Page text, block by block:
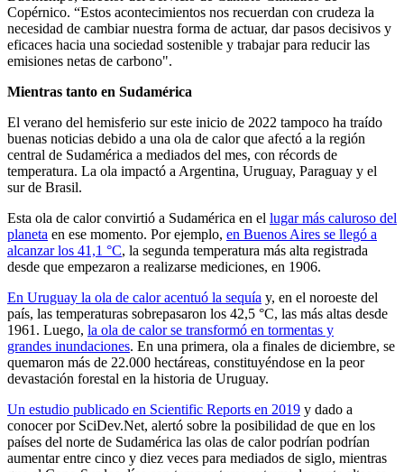
Copérnico. “Estos acontecimientos nos recuerdan con crudeza la
necesidad de cambiar nuestra forma de actuar, dar pasos decisivos y
eficaces hacia una sociedad sostenible y trabajar para reducir las
emisiones netas de carbono".
Mientras tanto en Sudamérica
El verano del hemisferio sur este inicio de 2022 tampoco ha traído
buenas noticias debido a una ola de calor que afectó a la región
central de Sudamérica a mediados del mes, con récords de
temperatura. La ola impactó a Argentina, Uruguay, Paraguay y el
sur de Brasil.
Esta ola de calor convirtió a Sudamérica en el lugar más caluroso del
planeta en ese momento. Por ejemplo, en Buenos Aires se llegó a
alcanzar los 41,1 °C, la segunda temperatura más alta registrada
desde que empezaron a realizarse mediciones, en 1906.
En Uruguay la ola de calor acentuó la sequía y, en el noroeste del
país, las temperaturas sobrepasaron los 42,5 °C, las más altas desde
1961. Luego, la ola de calor se transformó en tormentas y
grandes inundaciones. En una primera, ola a finales de diciembre, se
quemaron más de 22.000 hectáreas, constituyéndose en la peor
devastación forestal en la historia de Uruguay.
Un estudio publicado en Scientific Reports en 2019 y dado a
conocer por SciDev.Net, alertó sobre la posibilidad de que en los
países del norte de Sudamérica las olas de calor podrían podrían
aumentar entre cinco y diez veces para mediados de siglo, mientras